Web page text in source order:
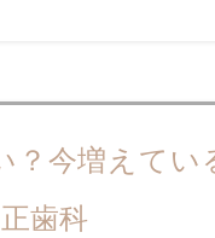
今増えてい
歯科